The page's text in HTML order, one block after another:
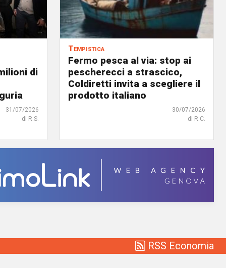
di
31/07/2026
di R.S.
Tempistica
Fermo pesca al via: stop ai
pescherecci a strascico,
Coldiretti invita a scegliere il
prodotto italiano
30/07/2026
di R.C.
RSS Economia